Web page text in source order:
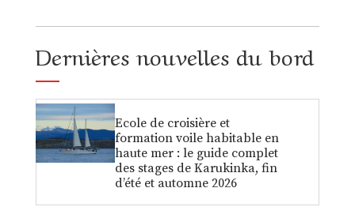
Dernières nouvelles du bord
Ecole de croisière et
formation voile habitable en
haute mer : le guide complet
des stages de Karukinka, fin
d’été et automne 2026